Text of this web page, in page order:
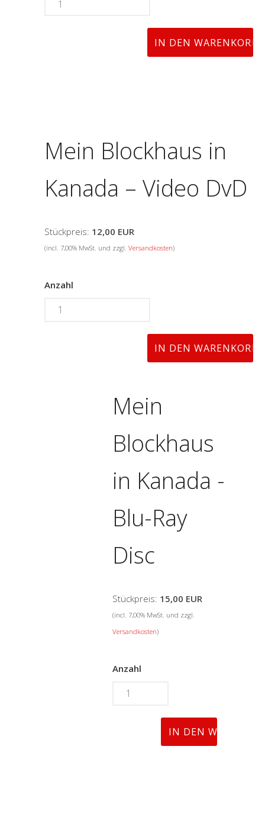
Mein Blockhaus in
Kanada – Video DvD
Stückpreis: 12,00 EUR
(incl. 7,00% MwSt. und zzgl. Versandkosten)
Anzahl
Mein
Blockhaus
in Kanada -
Blu-Ray
Disc
Stückpreis: 15,00 EUR
(incl. 7,00% MwSt. und zzgl.
Versandkosten)
Anzahl